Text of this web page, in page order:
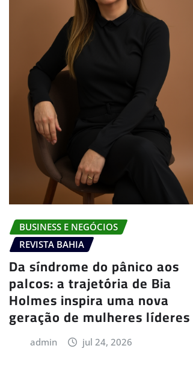
BUSINESS E NEGÓCIOS
REVISTA BAHIA
Da síndrome do pânico aos
palcos: a trajetória de Bia
Holmes inspira uma nova
geração de mulheres líderes
admin jul 24, 2026